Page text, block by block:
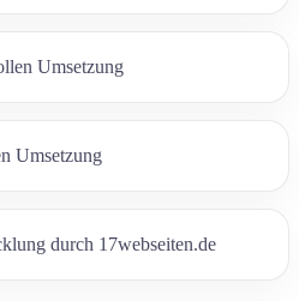
Umsetzung
Umsetzung
durch 17webseiten.de